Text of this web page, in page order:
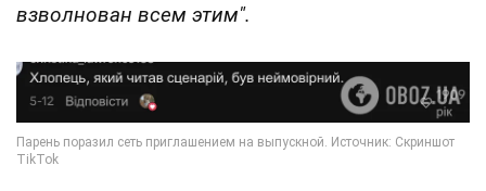
взволнован всем этим".